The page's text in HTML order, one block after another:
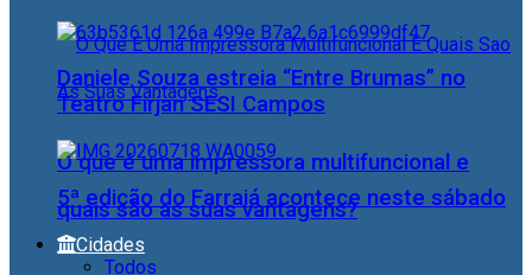
O que é uma impressora multifuncional e
quais são as suas vantagens?
Daniele Souza estreia “Entre Brumas” no
Teatro Firjan SESI Campos
5ª edição do Farraiá acontece neste sábado
Cidades
Todos